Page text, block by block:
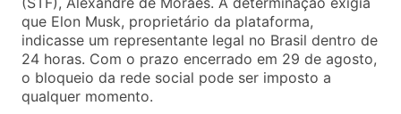
que Elon Musk, proprietário da plataforma,
indicasse um representante legal no Brasil dentro de
24 horas. Com o prazo encerrado em 29 de agosto,
o bloqueio da rede social pode ser imposto a
qualquer momento.